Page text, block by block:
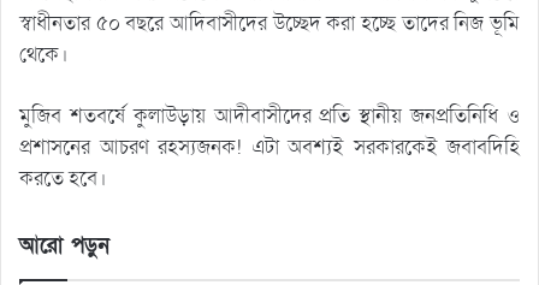
স্বাধীনতার ৫০ বছরে আদিবাসীদের উচ্ছেদ করা হচ্ছে তাদের নিজ ভূমি
থেকে।
মুজিব শতবর্ষে কুলাউড়ায় আদীবাসীদের প্রতি স্থানীয় জনপ্রতিনিধি ও
প্রশাসনের আচরণ রহস্যজনক! এটা অবশ্যই সরকারকেই জবাবদিহি
করতে হবে।
আরো পড়ুন